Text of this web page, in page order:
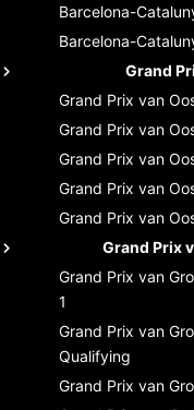
Barcelona-
Barcelona-
Grand
Grand Prix van
Grand Prix van
Grand Prix van
Grand Prix van
Grand Prix van
Grand Prix
Grand Prix van
1
Grand Prix van
Qualifying
Grand Prix van